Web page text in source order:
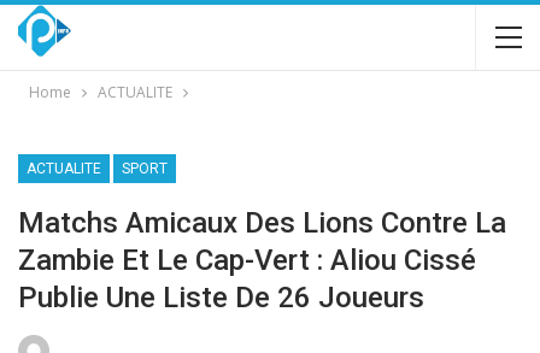
Home ACTUALITE
ACTUALITE SPORT
Matchs Amicaux Des Lions Contre La
Zambie Et Le Cap-Vert : Aliou Cissé
Publie Une Liste De 26 Joueurs